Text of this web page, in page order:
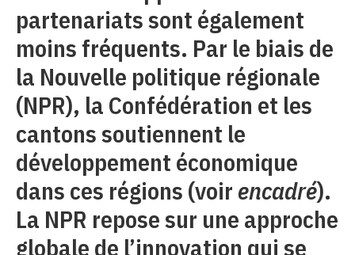
partenariats sont également
moins fréquents. Par le biais de
la Nouvelle politique régionale
(NPR), la Confédération et les
cantons soutiennent le
développement économique
dans ces régions (voir encadré).
La NPR repose sur une approche
globale de l’innovation qui se